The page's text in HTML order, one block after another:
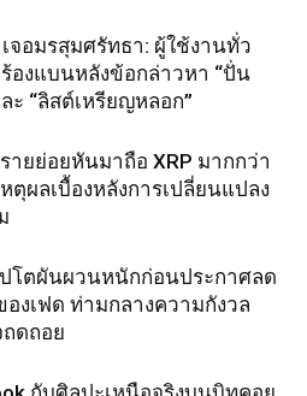
เจอมรสุมศรัทธา: ผู้ใช้งานทั่ว
ร้องแบนหลังข้อกล่าวหา “ปั่น
ะ “ลิสต์เหรียญหลอก”
ายย่อยหันมาถือ XRP มากกว่า
ตุผลเบื้องหลังการเปลี่ยนแปลง
โตผันผวนหนักก่อนประกาศลด
องเฟด ท่ามกลางความกังวล
ถดถอย